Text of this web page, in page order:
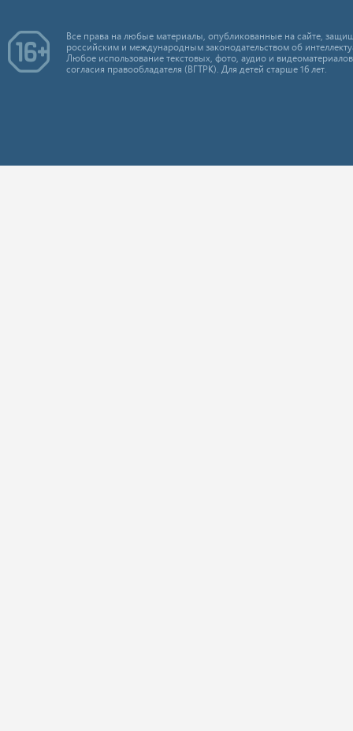
Все права на любые материалы, опубликованные на сайте,
российским и международным законодательством об
Любое использование текстовых, фото, аудио и
согласия правообладателя (ВГТРК). Для детей старше 16 лет.